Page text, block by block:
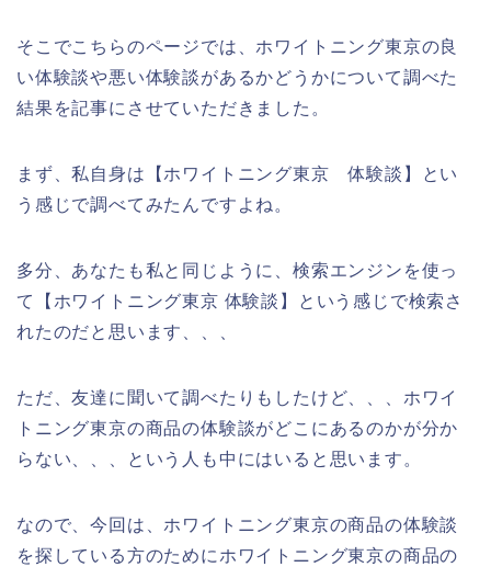
そこでこちらのページでは、ホワイトニング東京の良
い体験談や悪い体験談があるかどうかについて調べた
結果を記事にさせていただきました。
まず、私自身は【ホワイトニング東京 体験談】とい
う感じで調べてみたんですよね。
多分、あなたも私と同じように、検索エンジンを使っ
て【ホワイトニング東京 体験談】という感じで検索さ
れたのだと思います、、、
ただ、友達に聞いて調べたりもしたけど、、、ホワイ
トニング東京の商品の体験談がどこにあるのかが分か
らない、、、という人も中にはいると思います。
なので、今回は、ホワイトニング東京の商品の体験談
を探している方のためにホワイトニング東京の商品の